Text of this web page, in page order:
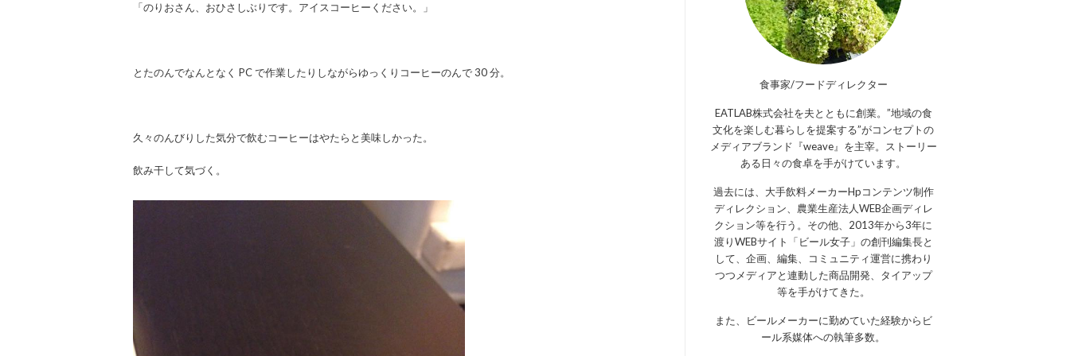
「のりおさん、おひさしぶりです。アイスコーヒーください。」
とたのんでなんとなく PC で作業したりしながらゆっくりコーヒーのんで 30 分。
久々のんびりした気分で飲むコーヒーはやたらと美味しかった。
飲み干して気づく。
食事家/フードディレクター
EATLAB株式会社を夫とともに創業。”地域の食
文化を楽しむ暮らしを提案する”がコンセプトの
メディアブランド『weave』を主宰。ストーリー
ある日々の食卓を手がけています。
過去には、大手飲料メーカーHpコンテンツ制作
ディレクション、農業生産法人WEB企画ディレ
クション等を行う。その他、2013年から3年に
渡りWEBサイト「ビール女子」の創刊編集長と
して、企画、編集、コミュニティ運営に携わり
つつメディアと連動した商品開発、タイアップ
等を手がけてきた。
また、ビールメーカーに勤めていた経験からビ
ール系媒体への執筆多数。